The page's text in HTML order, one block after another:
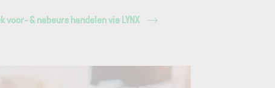
voor- & nabeurs handelen via LYNX